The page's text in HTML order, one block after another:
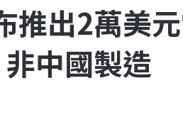
推出2萬美
中國製造